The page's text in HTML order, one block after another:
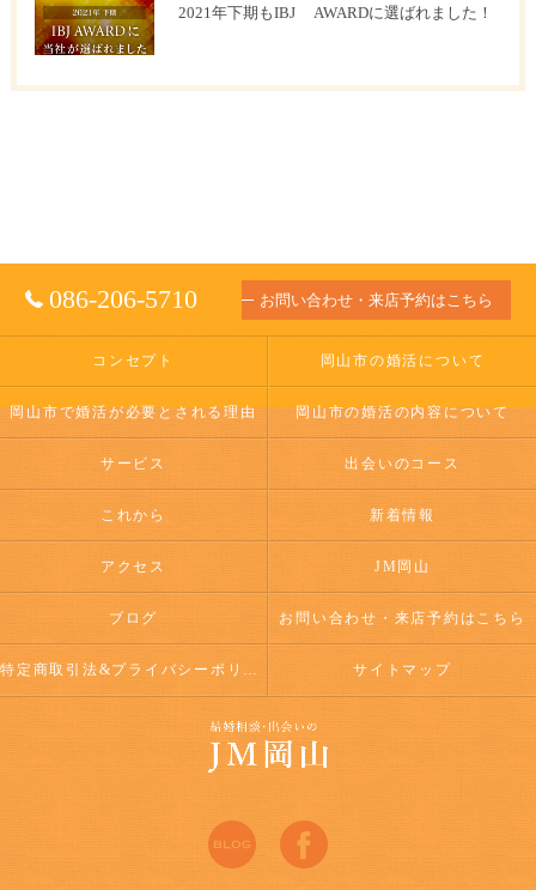
2021年下期もIBJ AWARDに選ばれました！
086-206-5710 お問い合わせ・来店予約はこちら
コンセプト 岡山市の婚活について
岡山市で婚活が必要とされる理由 岡山市の婚活の内容について
サービス 出会いのコース
これから 新着情報
アクセス JM岡山
ブログ お問い合わせ・来店予約はこちら
特定商取引法&プライバシーポリシー サイトマップ